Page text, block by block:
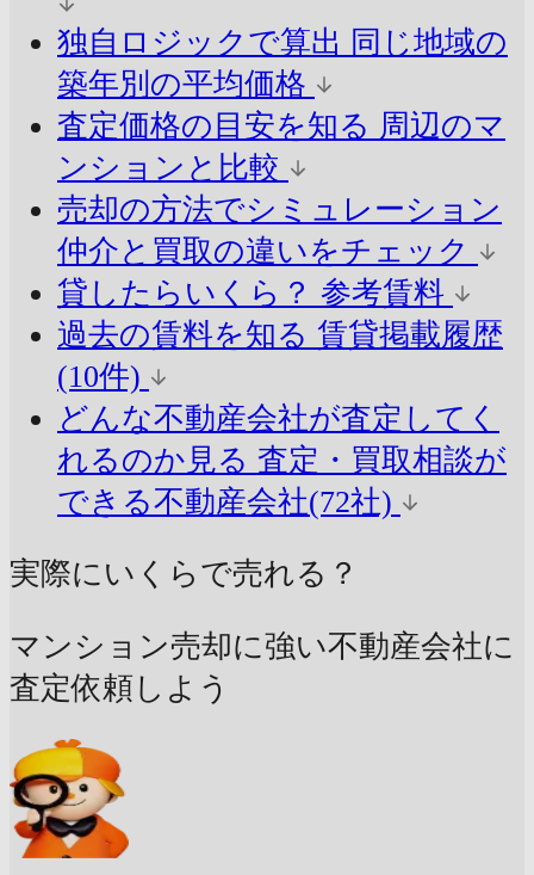
独自ロジックで算出 同じ地域の
築年別の平均価格
査定価格の目安を知る 周辺のマ
ンションと比較
売却の方法でシミュレーション
仲介と買取の違いをチェック
貸したらいくら？ 参考賃料
過去の賃料を知る 賃貸掲載履歴
(10件)
どんな不動産会社が査定してく
れるのか見る 査定・買取相談が
できる不動産会社(72社)
実際にいくらで売れる？
マンション売却に強い不動産会社に
査定依頼しよう